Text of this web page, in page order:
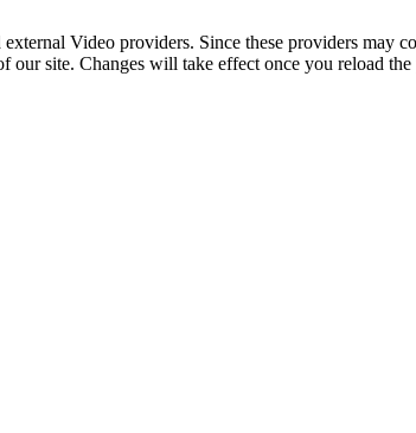
Video providers. Since these providers may
our site. Changes will take effect once you reload the